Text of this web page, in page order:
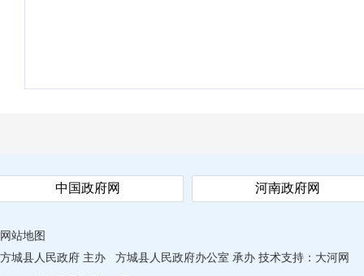
中国政府网 河南政府网
网站地图
方城县人民政府 主办
方城县人民政府办公室 承办 技术支持： 大河网